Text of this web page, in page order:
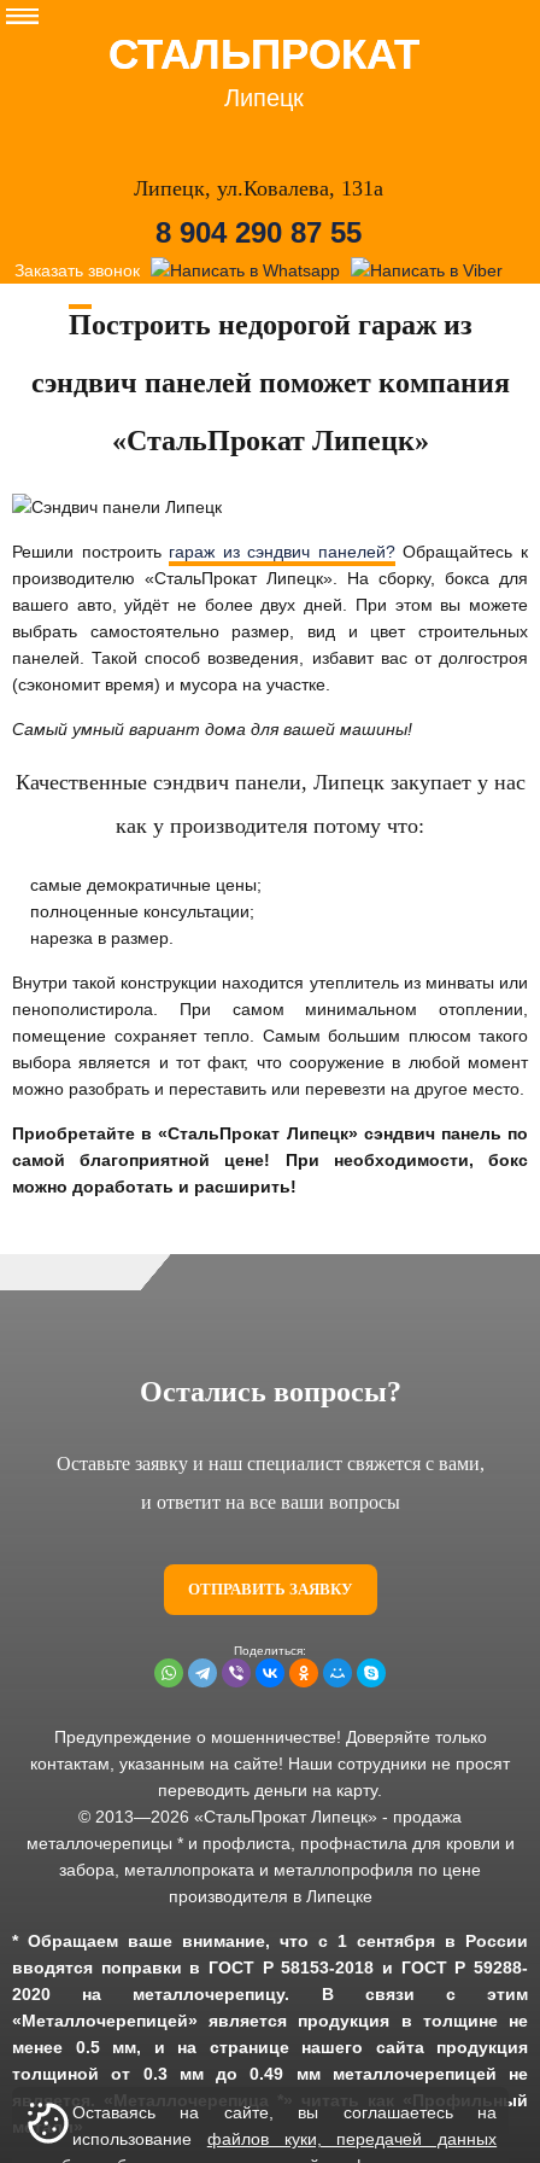
СТАЛЬПРОКАТ
Липецк
Липецк, ул.Ковалева, 131а
8 904 290 87 55
Заказать звонок
Построить недорогой гараж из
сэндвич панелей поможет компания
«СтальПрокат Липецк»
Решили построить гараж из сэндвич панелей?Обращайтесь к
производителю «СтальПрокат Липецк». На сборку, бокса для
вашего авто, уйдёт не более двух дней. При этом вы можете
выбрать самостоятельно размер, вид и цвет строительных
панелей. Такой способ возведения, избавит вас от долгостроя
(сэкономит время) и мусора на участке.
Самый умный вариант дома для вашей машины!
Качественные сэндвич панели, Липецк закупает у нас
как у производителя потому что:
самые демократичные цены;
полноценные консультации;
нарезка в размер.
Внутри такой конструкции находится утеплитель из минваты или
пенополистирола. При самом минимальном отоплении,
помещение сохраняет тепло. Самым большим плюсом такого
выбора является и тот факт, что сооружение в любой момент
можно разобрать и переставить или перевезти на другое место.
Приобретайте в «СтальПрокат Липецк» сэндвич панель по
самой благоприятной цене! При необходимости, бокс
можно доработать и расширить!
Остались вопросы?
Оставьте заявку и наш специалист свяжется с вами,
и ответит на все ваши вопросы
ОТПРАВИТЬ ЗАЯВКУ
Предупреждение о мошенничестве! Доверяйте только
контактам, указанным на сайте! Наши сотрудники не просят
переводить деньги на карту.
© 2013—2026 «СтальПрокат Липецк» - продажа
металлочерепицы * и профлиста, профнастила для кровли и
забора, металлопроката и металлопрофиля по цене
производителя в Липецке
* Обращаем ваше внимание, что с 1 сентября в России
вводятся поправки в ГОСТ Р 58153-2018 и ГОСТ Р 59288-
2020 на металлочерепицу. В связи с этим
«Металлочерепицей» является продукция в толщине не
менее 0.5 мм, и на странице нашего сайта продукция
толщиной от 0.3 мм до 0.49 мм металлочерепицей не
является. «Металлочерепица *» читать как «Профильный
металл»
Оставаясь на сайте, вы соглашаетесь на
использование файлов куки, передачей данных